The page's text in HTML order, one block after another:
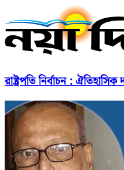
রাষ্ট্রপতি নির্বাচন :